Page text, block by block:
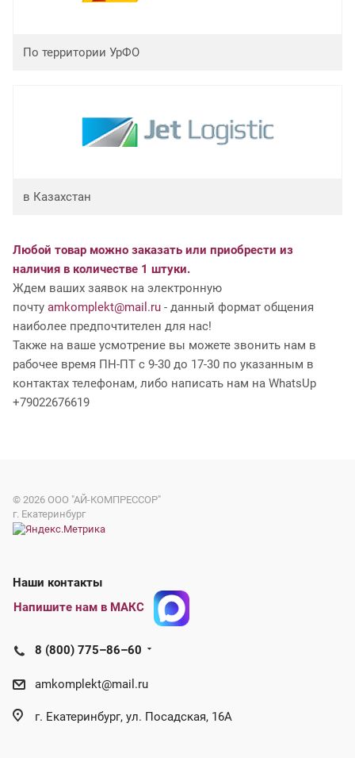
По территории УрФО
в Казахстан
Любой товар можно заказать или приобрести из
наличия в количестве 1 штуки.
Ждем ваших заявок на электронную
почту amkomplekt@mail.ru - данный формат общения
наиболее предпочтителен для нас!
Также на ваше усмотрение вы можете звонить нам в
рабочее время ПН-ПТ с 9-30 до 17-30 по указанным в
контактах телефонам, либо написать нам на WhatsUp
+79022676619
© 2026 ООО "АЙ-КОМПРЕССОР"
г. Екатеринбург
Наши контакты
Напишите нам в МАКС
8 (800) 775–86–60
amkomplekt@mail.ru
г. Екатеринбург, ул. Посадская, 16А